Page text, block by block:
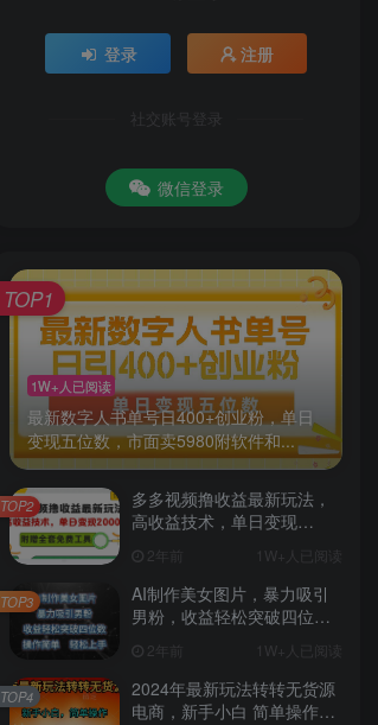
登录 注册
社交账号登录
微信登录
1W+人已阅读
最新数字人书单号日400+创业粉，单日
变现五位数，市面卖5980附软件和...
TOP1
多多视频撸收益最新玩法，
高收益技术，单日变现
2年前 1W+人已阅读
TOP2
AI制作美女图片，暴力吸引
男粉，收益轻松突破四位
2年前 1W+人已阅读
TOP3
2024年最新玩法转转无货源
电商，新手小白 简单操作，
TOP4